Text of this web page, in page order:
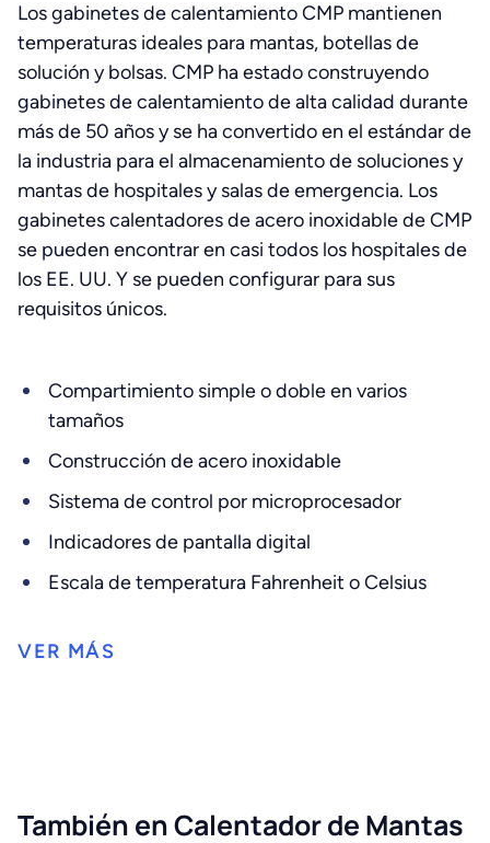
Los gabinetes de calentamiento CMP mantienen
temperaturas ideales para mantas, botellas de
solución y bolsas. CMP ha estado construyendo
gabinetes de calentamiento de alta calidad durante
más de 50 años y se ha convertido en el estándar de
la industria para el almacenamiento de soluciones y
mantas de hospitales y salas de emergencia. Los
gabinetes calentadores de acero inoxidable de CMP
se pueden encontrar en casi todos los hospitales de
los EE. UU. Y se pueden configurar para sus
requisitos únicos.
Compartimiento simple o doble en varios
tamaños
Construcción de acero inoxidable
Sistema de control por microprocesador
Indicadores de pantalla digital
Escala de temperatura Fahrenheit o Celsius
También en Calentador de Mantas